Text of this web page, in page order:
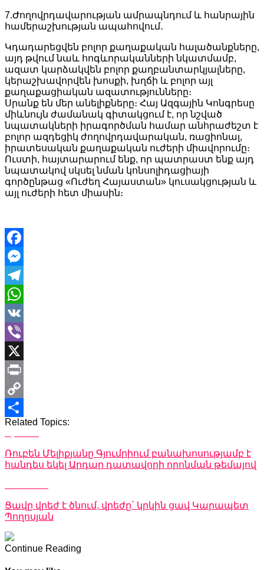
7.Ժողովրդավարության ամրապնդում և հանրային
համերաշխության ապահովում․
Կդադարեցվեն բոլոր քաղաքական հալածանքները,
այդ թվում նաև հոգևորականների նկատմամբ,
ազատ կարձակվեն բոլոր քաղբանտարկյալները,
կերաշխավորվեն խոսքի, խղճի և բոլոր այլ
քաղաքացիական ազատությունները։
Սրանք են մեր անելիքները։ Հայ Ազգային Կոնգրեսը
միևնույն ժամանակ գիտակցում է, որ նշված
նպատակների իրագործման համար անհրաժեշտ է
բոլոր ազդեցիկ ժողովրդավարական, ռացիոնալ,
իրատեսական քաղաքական ուժերի միավորումը։
Ուստի, հայտարարում ենք, որ պատրաստ ենք այդ
նպատակով սկսել նման կոնսոլիդացիայի
գործընթաց «Ուժեղ Հայաստան» կուսակցության և
այլ ուժերի հետ միասին։
Facebook
Messenger
Telegram
WhatsApp
VK
Viber
X
Print
Copy
Link
Share
Related Topics:
Ռուբեն Մելիքյանը Գյումրիում բանախոսությամբ է
հանդես եկել Արդար դատավորի որոնման թեմայով
Ցավը վրեժ է ծնում, վրեժը` կրկին ցավ Կարապետ
Պողոսյան
Continue Reading